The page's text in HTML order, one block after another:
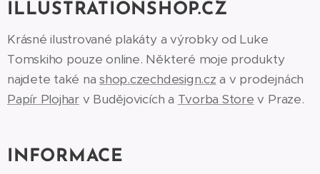
ILLUSTRATIONSHOP.CZ
Krásné ilustrované plakáty a výrobky od Luke
Tomskiho pouze online. Některé moje produkty
najdete také nashop.czechdesign.cz a v prodejnách
Papír Plojharv Budějovicích a Tvorba Store v Praze.
INFORMACE